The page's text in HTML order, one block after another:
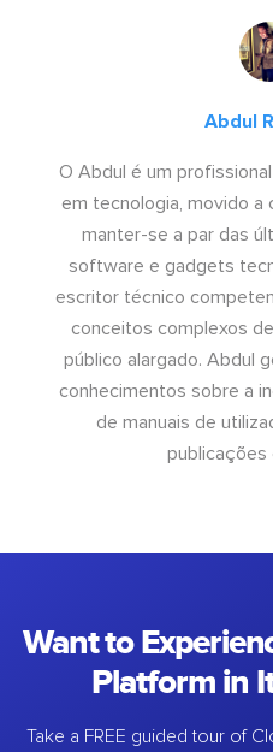
Abdul
O Abdul é um
em tecnologia, movido a
manter-se a par das
software e gadgets
escritor técnico
conceitos complexos
público alargado. Abdul
conhecimentos sobre a
de manuais de
publicações
Want to
Platform in
Take a FREE guided tour of